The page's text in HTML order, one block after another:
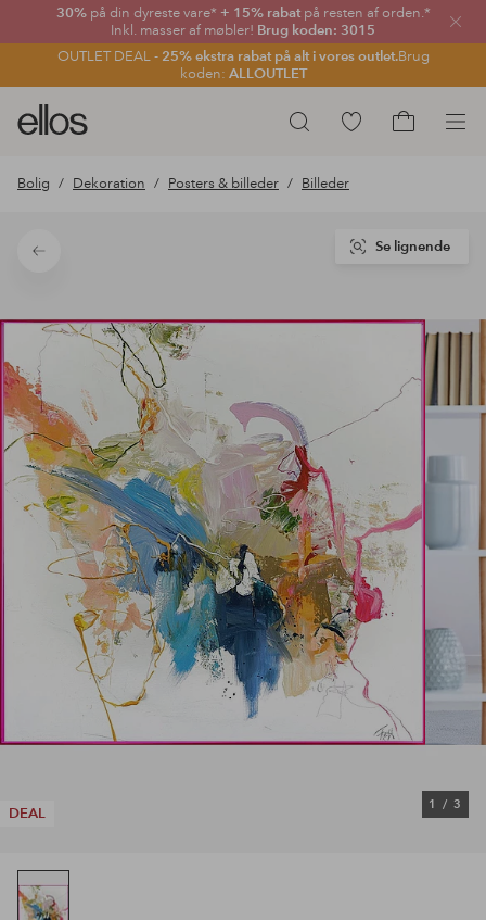
30% på din dyreste vare* + 15% rabatpå resten af orden.*
Inkl. masser af møbler! Brug koden: 3015
OUTLET DEAL - 25% ekstra rabat på alt i vores outlet.Brug
koden: ALLOUTLET
Luk
Søg
Ellos
logo
gå
forsiden
Gå
Bolig Dekoration Posters & billeder Billeder
Tilbage
DEAL
1 / 3
Se lignende